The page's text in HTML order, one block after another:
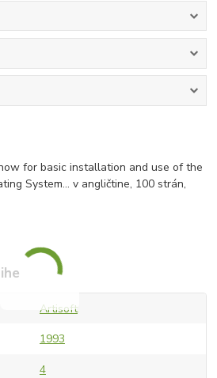
for basic installation and use of the
System... v angličtine, 100 strán,
Artisoft
1993
4